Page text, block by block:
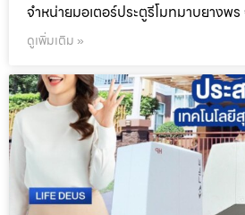
จำหน่ายมอเตอร์ประตูรีโมทมาบยางพร
ดูเพิ่มเติม »